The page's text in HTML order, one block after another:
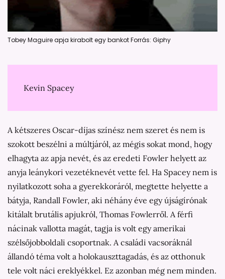
Tobey Maguire apja kirabolt egy bankot Forrás: Giphy
Kevin Spacey
A kétszeres Oscar-díjas színész nem szeret és nem is
szokott beszélni a múltjáról, az mégis sokat mond, hogy
elhagyta az apja nevét, és az eredeti Fowler helyett az
anyja leánykori vezetéknevét vette fel. Ha Spacey nem is
nyilatkozott soha a gyerekkoráról, megtette helyette a
bátyja, Randall Fowler, aki néhány éve egy újságírónak
kitálalt brutális apjukról, Thomas Fowlerről. A férfi
nácinak vallotta magát, tagja is volt egy amerikai
szélsőjobboldali csoportnak. A családi vacsoráknál
állandó téma volt a holokauszttagadás, és az otthonuk
tele volt náci ereklyékkel. Ez azonban még nem minden.